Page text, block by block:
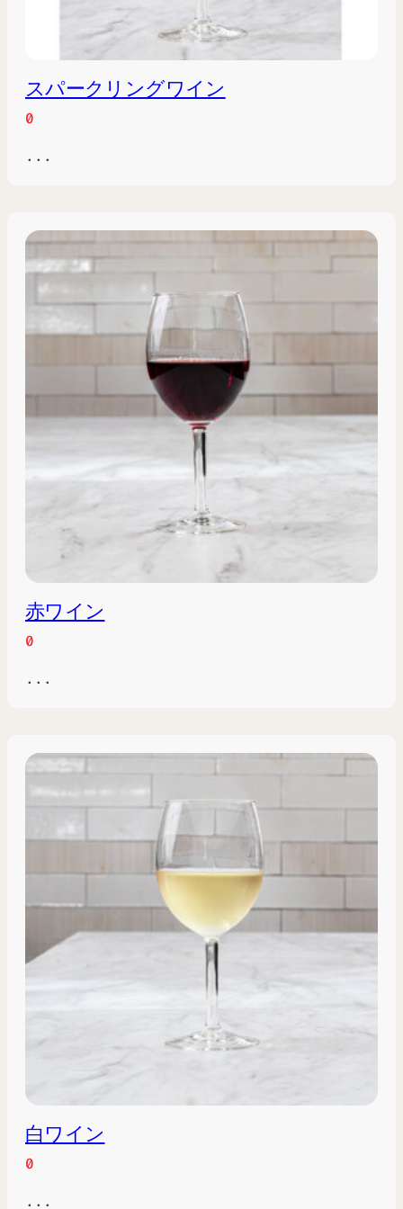
スパークリングワイン
0
...
赤ワイン
0
...
白ワイン
0
...